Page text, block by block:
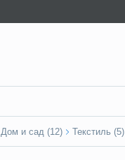
Дом и сад (12) Текстиль (5)